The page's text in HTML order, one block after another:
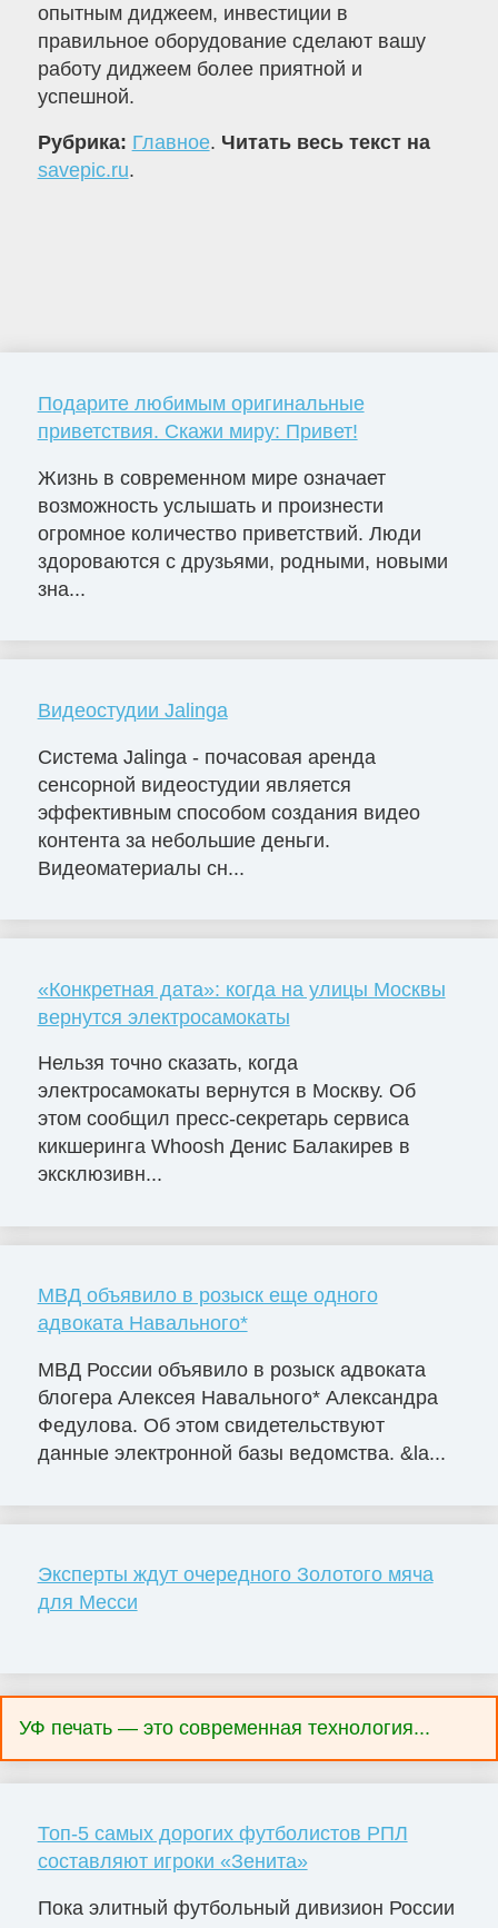
опытным диджеем, инвестиции в
правильное оборудование сделают вашу
работу диджеем более приятной и
успешной.
Рубрика: Главное. Читать весь текст на
savepic.ru.
Подарите любимым оригинальные
приветствия. Скажи миру: Привет!
Жизнь в современном мире означает
возможность услышать и произнести
огромное количество приветствий. Люди
здороваются с друзьями, родными, новыми
зна...
Видеостудии Jalinga
Система Jalinga - почасовая аренда
сенсорной видеостудии является
эффективным способом создания видео
контента за небольшие деньги.
Видеоматериалы сн...
«Конкретная дата»: когда на улицы Москвы
вернутся электросамокаты
Нельзя точно сказать, когда
электросамокаты вернутся в Москву. Об
этом сообщил пресс-секретарь сервиса
кикшеринга Whoosh Денис Балакирев в
эксклюзивн...
МВД объявило в розыск еще одного
адвоката Навального*
МВД России объявило в розыск адвоката
блогера Алексея Навального* Александра
Федулова. Об этом свидетельствуют
данные электронной базы ведомства. &la...
Эксперты ждут очередного Золотого мяча
для Месси
УФ печать — это современная технология...
Топ-5 самых дорогих футболистов РПЛ
составляют игроки «Зенита»
Пока элитный футбольный дивизион России